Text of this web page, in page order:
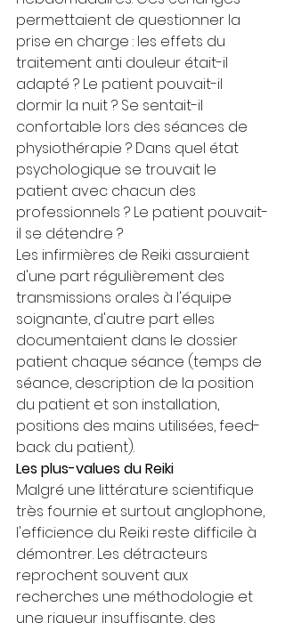
permettaient de questionner la
prise en charge : les effets du
traitement anti douleur était-il
adapté ? Le patient pouvait-il
dormir la nuit ? Se sentait-il
confortable lors des séances de
physiothérapie ? Dans quel état
psychologique se trouvait le
patient avec chacun des
professionnels ? Le patient pouvait-
il se détendre ?
Les infirmières de Reiki assuraient
d'une part régulièrement des
transmissions orales à l'équipe
soignante, d'autre part elles
documentaient dans le dossier
patient chaque séance (temps de
séance, description de la position
du patient et son installation,
positions des mains utilisées, feed-
back du patient).
Les plus-values du Reiki
Malgré une littérature scientifique
très fournie et surtout anglophone,
l'efficience du Reiki reste difficile à
démontrer. Les détracteurs
reprochent souvent aux
recherches une méthodologie et
une rigueur insuffisante, des